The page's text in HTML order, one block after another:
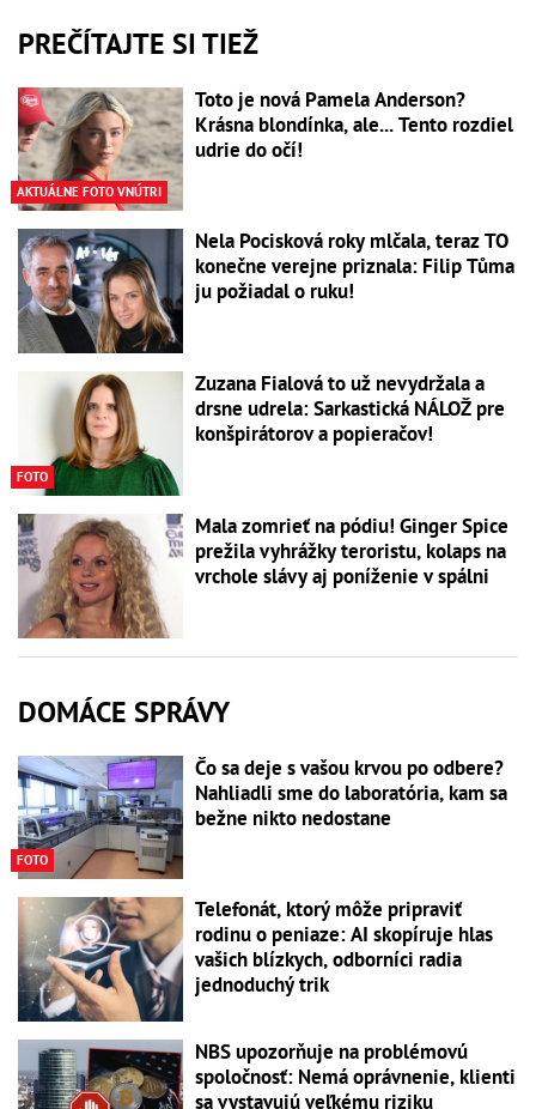
PREČÍTAJTE SI TIEŽ
AKTUÁLNE FOTO VNÚTRI
Toto je nová Pamela Anderson?
Krásna blondínka, ale... Tento rozdiel
udrie do očí!
Nela Pocisková roky mlčala, teraz TO
konečne verejne priznala: Filip Tůma
ju požiadal o ruku!
FOTO
Zuzana Fialová to už nevydržala a
drsne udrela: Sarkastická NÁLOŽ pre
konšpirátorov a popieračov!
Mala zomrieť na pódiu! Ginger Spice
prežila vyhrážky teroristu, kolaps na
vrchole slávy aj poníženie v spálni
DOMÁCE SPRÁVY
FOTO
Čo sa deje s vašou krvou po odbere?
Nahliadli sme do laboratória, kam sa
bežne nikto nedostane
Telefonát, ktorý môže pripraviť
rodinu o peniaze: AI skopíruje hlas
vašich blízkych, odborníci radia
jednoduchý trik
NBS upozorňuje na problémovú
spoločnosť: Nemá oprávnenie, klienti
sa vystavujú veľkému riziku